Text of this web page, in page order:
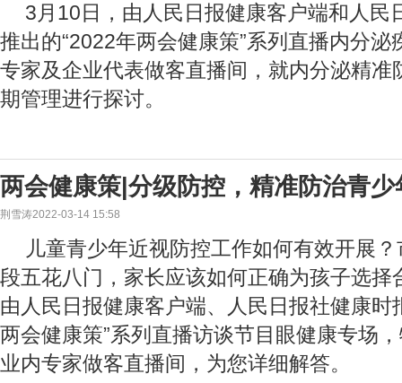
3月10日，由人民日报健康客户端和人民
推出的“2022年两会健康策”系列直播内分
专家及企业代表做客直播间，就内分泌精准
期管理进行探讨。
两会健康策|分级防控，精准防治青少
荆雪涛2022-03-14 15:58
儿童青少年近视防控工作如何有效开展
段五花八门，家长应该如何正确为孩子选择
由人民日报健康客户端、人民日报社健康时
两会健康策”系列直播访谈节目眼健康专场
业内专家做客直播间，为您详细解答。